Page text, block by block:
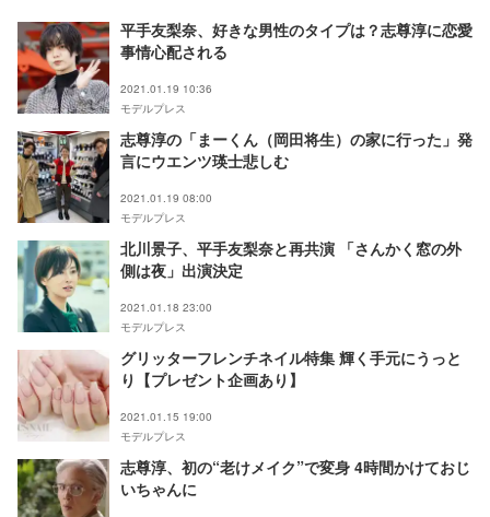
平手友梨奈、好きな男性のタイプは？志尊淳に恋愛
事情心配される
2021.01.19 10:36
モデルプレス
志尊淳の「まーくん（岡田将生）の家に行った」発
言にウエンツ瑛士悲しむ
2021.01.19 08:00
モデルプレス
北川景子、平手友梨奈と再共演 「さんかく窓の外
側は夜」出演決定
2021.01.18 23:00
モデルプレス
グリッターフレンチネイル特集 輝く手元にうっと
り【プレゼント企画あり】
2021.01.15 19:00
モデルプレス
志尊淳、初の“老けメイク”で変身 4時間かけておじ
いちゃんに